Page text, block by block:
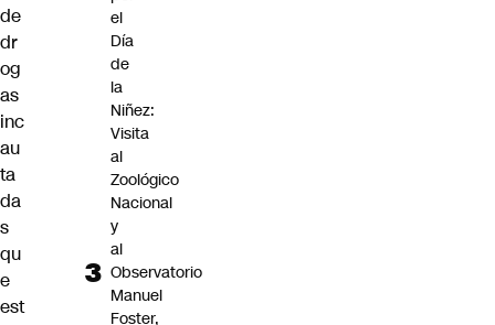
de
dr
og
as
inc
au
ta
da
s
qu
e
est
el
Día
de
la
Niñez:
Visita
al
Zoológico
Nacional
y
al
Observatorio
Manuel
Foster,